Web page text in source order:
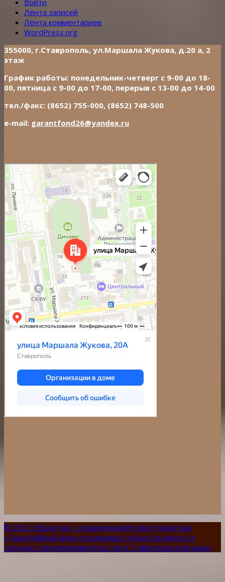
Лента записей
Лента комментариев
WordPress.org
355000, г.Ставрополь, ул.Маршала Жукова, д.20 а, 2
этаж
График работы: понедельник-четверг с 9-00 до 18-
00, пятница с 9-00 до 17-00, перерыв с 13-00 до 14-00
тел./факс: (8652) 755-000, (8652) 748-500
e-mail: garantfond26@yandex.ru
© 2025 Общество с ограниченной ответствннстью
«Гарантийный фонд поддержки субъектов малого и
среднего предпринимательства в Ставропольском крае»